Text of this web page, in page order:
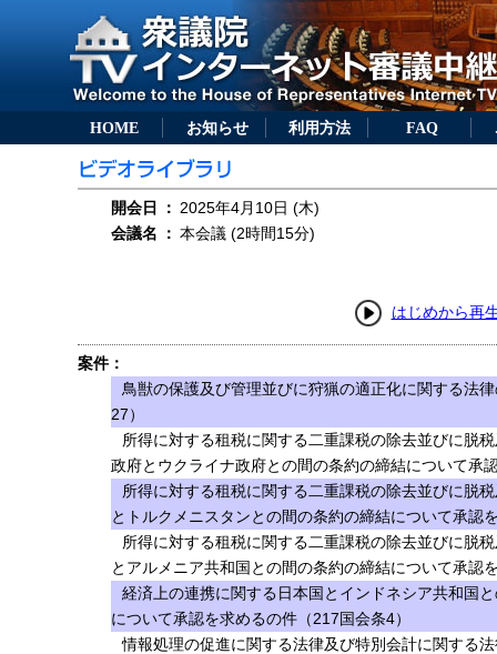
HOME お知らせ 利用方法 FAQ
開会日 ： 2025年4月10日 (木)
会議名
： 本会議 (2時間15分)
はじめから再
案件：
鳥獣の保護及び管理並びに狩猟の適正化に関する法
27）
所得に対する租税に関する二重課税の除去並びに脱
政府とウクライナ政府との間の条約の締結について承
所得に対する租税に関する二重課税の除去並びに脱
とトルクメニスタンとの間の条約の締結について承認
所得に対する租税に関する二重課税の除去並びに脱
とアルメニア共和国との間の条約の締結について承認
経済上の連携に関する日本国とインドネシア共和国
について承認を求めるの件（217国会条4）
情報処理の促進に関する法律及び特別会計に関する